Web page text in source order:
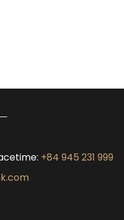
+84 945 231 999